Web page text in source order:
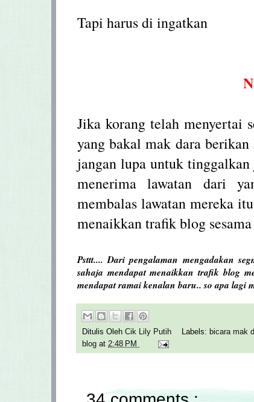
Tapi harus di ingatkan
Jika korang telah menyertai
yang bakal mak dara
jangan lupa untuk
menerima lawatan dari
membalas lawatan mereka
menaikkan trafik blog
Psttt.... Dari pengalaman mengadakan
sahaja mendapat menaikkan trafik blog
mendapat ramai kenalan baru.. so apa lagi
Ditulis Oleh Cik Lily Putih Labels: bicara mak
blog at 2:48 PM